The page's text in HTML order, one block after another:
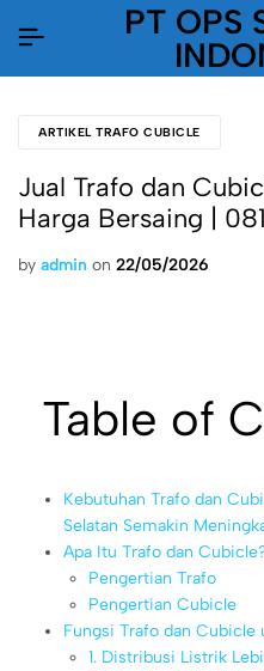
PT OPS
ARTIKEL TRAFO CUBICLE
Jual Trafo dan
Harga Bersaing |
by admin on 22/05/2026
Table of
Kebutuhan Trafo dan
Selatan Semakin
Apa Itu Trafo dan
Pengertian Trafo
Pengertian Cubicle
Fungsi Trafo dan
1. Distribusi Listrik